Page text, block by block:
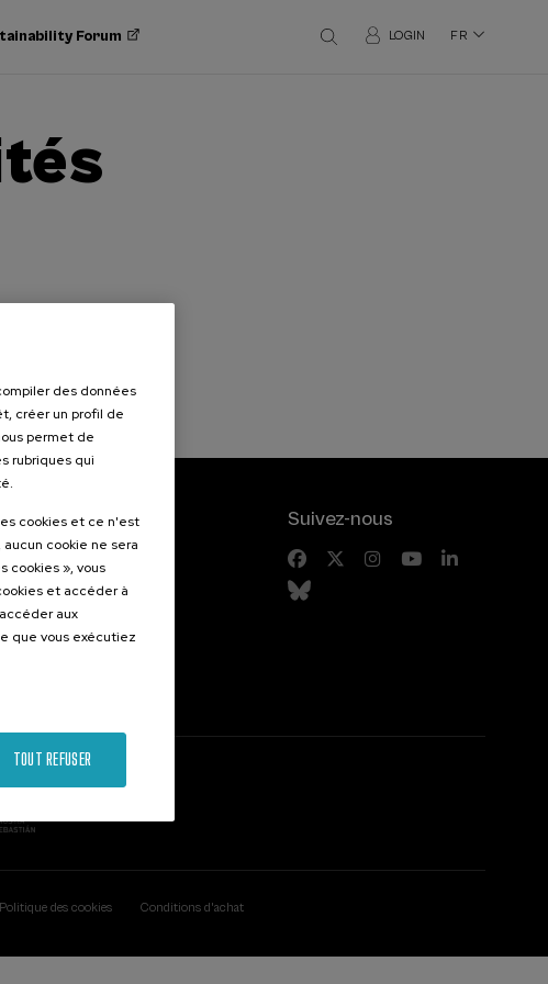
Forum LOGIN FR
Suivez-nous
Politique des cookies Conditions d'achat
des données
créer un profil de
permet de
rubriques qui
cookies et ce n'est
cookie ne sera
cookies », vous
et accéder à
aux
que vous exécutiez
TOUT REFUSER